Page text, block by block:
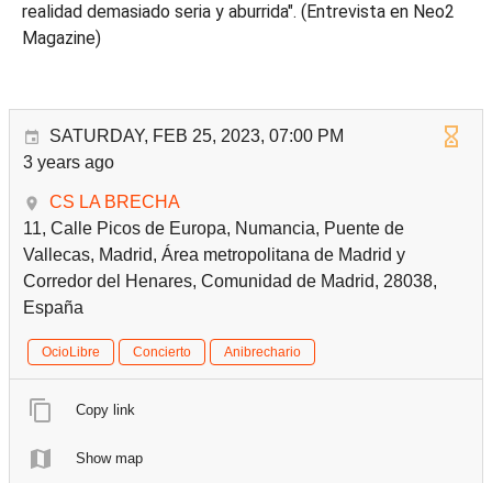
realidad demasiado seria y aburrida". (Entrevista en Neo2
Magazine)
SATURDAY, FEB 25, 2023, 07:00 PM
3 years ago
CS LA BRECHA
11, Calle Picos de Europa, Numancia, Puente de
Vallecas, Madrid, Área metropolitana de Madrid y
Corredor del Henares, Comunidad de Madrid, 28038,
España
OcioLibre Concierto Anibrechario
Copy link
Show map